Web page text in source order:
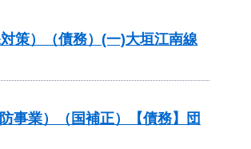
策）（債務）(一)大垣江南線
事業）（国補正）【債務】団